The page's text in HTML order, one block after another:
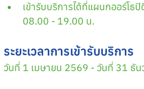
เข้ารับบริการได้ที่แผนกออร์โธปิ
08.00 - 19.00 น.
ระยะเวลาการเข้ารับบริการ
วันที่ 1 เมษายน 2569 - วันที่ 31 ธั